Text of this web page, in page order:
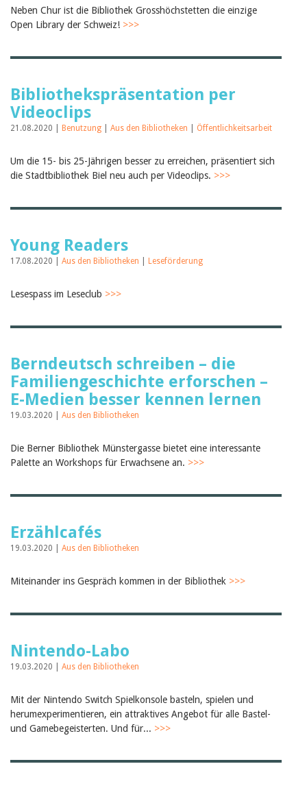
Neben Chur ist die Bibliothek Grosshöchstetten die einzige
Open Library der Schweiz! >>>
Bibliothekspräsentation per
Videoclips
21.08.2020 | Benutzung Aus den Bibliotheken Öffentlichkeitsarbeit
Um die 15- bis 25-Jährigen besser zu erreichen, präsentiert sich
die Stadtbibliothek Biel neu auch per Videoclips. >>>
Young Readers
17.08.2020 | Aus den Bibliotheken Leseförderung
Lesespass im Leseclub >>>
Berndeutsch schreiben – die
Familiengeschichte erforschen –
E-Medien besser kennen lernen
19.03.2020 | Aus den Bibliotheken
Die Berner Bibliothek Münstergasse bietet eine interessante
Palette an Workshops für Erwachsene an. >>>
Erzählcafés
19.03.2020 | Aus den Bibliotheken
Miteinander ins Gespräch kommen in der Bibliothek >>>
Nintendo-Labo
19.03.2020 | Aus den Bibliotheken
Mit der Nintendo Switch Spielkonsole basteln, spielen und
herumexperimentieren, ein attraktives Angebot für alle Bastel-
und Gamebegeisterten. Und für... >>>